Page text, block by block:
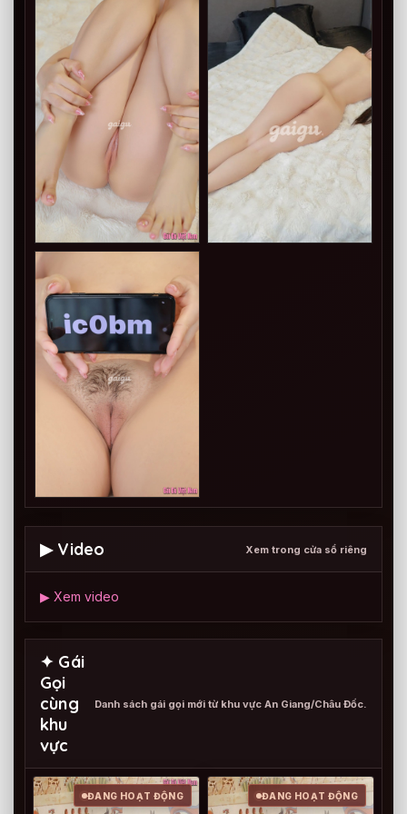
▶ Video Xem trong cửa sổ riêng
▶ Xem video
✦ Gái
Gọi
cùng
khu
vực
Danh sách gái gọi mới từ khu vực An Giang/Châu Đốc.
ĐANG HOẠT ĐỘNG ĐANG HOẠT ĐỘNG